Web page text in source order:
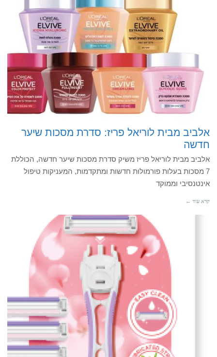
אלביב מבית לוריאל פריז: סדרת מסכות שיער
חדשה
אלביב מבית לוריאל פריז משיק סדרת מסכות שיער חדשה, הכוללת
7 מסכות בעלות פורמולות חדשות ומתקדמות, המעניקות טיפול
אינטנסיבי וממוקד
קרא עוד ←